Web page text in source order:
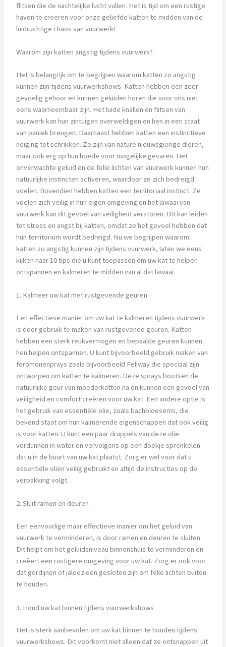
flitsen die de nachtelijke lucht vullen. Het is tijd om een rustige
haven te creëren voor onze geliefde katten te midden van de
luidruchtige chaos van vuurwerk!
Waarom zijn katten angstig tijdens vuurwerk?
Het is belangrijk om te begrijpen waarom katten zo angstig
kunnen zijn tijdens vuurwerkshows. Katten hebben een zeer
gevoelig gehoor en kunnen geluiden horen die voor ons niet
eens waarneembaar zijn. Het luide knallen en flitsen van
vuurwerk kan hun zintuigen overweldigen en hen in een staat
van paniek brengen. Daarnaast hebben katten een instinctieve
neiging tot schrikken. Ze zijn van nature nieuwsgierige dieren,
maar ook erg op hun hoede voor mogelijke gevaren. Het
onverwachte geluid en de felle lichten van vuurwerk kunnen hun
natuurlijke instincten activeren, waardoor ze zich bedreigd
voelen. Bovendien hebben katten een territoriaal instinct. Ze
voelen zich veilig in hun eigen omgeving en het lawaai van
vuurwerk kan dit gevoel van veiligheid verstoren. Dit kan leiden
tot stress en angst bij katten, omdat ze het gevoel hebben dat
hun territorium wordt bedreigd. Nu we begrijpen waarom
katten zo angstig kunnen zijn tijdens vuurwerk, laten we eens
kijken naar 10 tips die u kunt toepassen om uw kat te helpen
ontspannen en kalmeren te midden van al dat lawaai.
1. Kalmeer uw kat met rustgevende geuren
Een effectieve manier om uw kat te kalmeren tijdens vuurwerk
is door gebruik te maken van rustgevende geuren. Katten
hebben een sterk reukvermogen en bepaalde geuren kunnen
hen helpen ontspannen. U kunt bijvoorbeeld gebruik maken van
feromonenprays zoals bijvoorbeeld Feliway die speciaal zijn
ontworpen om katten te kalmeren. Deze sprays bootsen de
natuurlijke geur van moederkatten na en kunnen een gevoel van
veiligheid en comfort creëren voor uw kat. Een andere optie is
het gebruik van essentiële olie, zoals bachbloesems, die
bekend staat om hun kalmerende eigenschappen dat ook veilig
is voor katten. U kunt een paar druppels van deze olie
verdunnen in water en vervolgens op een doekje sprenkelen
dat u in de buurt van uw kat plaatst. Zorg er wel voor dat u
essentiële oliën veilig gebruikt en altijd de instructies op de
verpakking volgt.
2. Sluit ramen en deuren
Een eenvoudige maar effectieve manier om het geluid van
vuurwerk te verminderen, is door ramen en deuren te sluiten.
Dit helpt om het geluidsniveau binnenshuis te verminderen en
creëert een rustigere omgeving voor uw kat. Zorg er ook voor
dat gordijnen of jaloezieën gesloten zijn om felle lichten buiten
te houden.
3. Houd uw kat binnen tijdens vuurwerkshows
Het is sterk aanbevolen om uw kat binnen te houden tijdens
vuurwerkshows. Dit voorkomt niet alleen dat ze ontsnappen uit